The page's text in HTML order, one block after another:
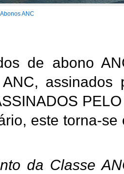
Abonos ANC
de abono
assinados
este torna-
da Classe